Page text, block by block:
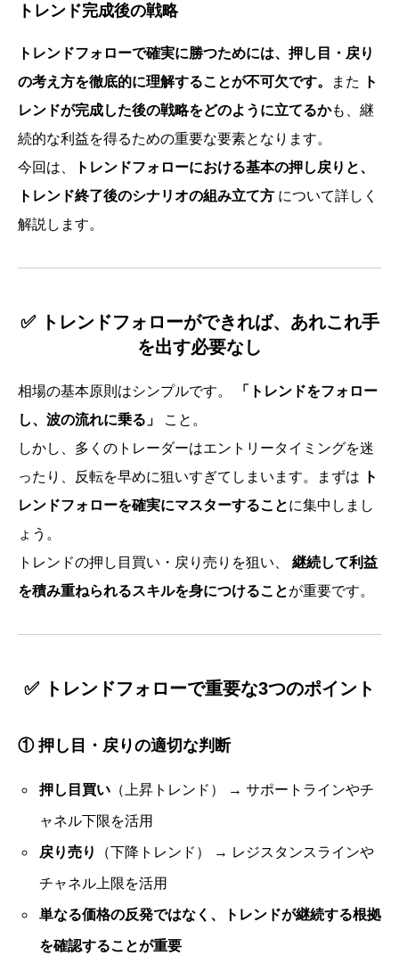
トレンド完成後の戦略
トレンドフォローで確実に勝つためには、押し目・戻り
の考え方を徹底的に理解することが不可欠です。
また
ト
レンドが完成した後の戦略をどのように立てるかも、継
続的な利益を得るための重要な要素となります。
今回は、
トレンドフォローにおける基本の押し戻りと、
トレンド終了後のシナリオの組み立て方 について詳しく
解説します。
✅ トレンドフォローができれば、あれこれ手
を出す必要なし
相場の基本原則はシンプルです。
「トレンドをフォロー
し、波の流れに乗る」
こと。
しかし、多くのトレーダーはエントリータイミングを迷
ったり、反転を早めに狙いすぎてしまいます。まずは
ト
レンドフォローを確実にマスターすることに集中しまし
ょう。
トレンドの押し目買い・戻り売りを狙い、 継続して利益
を積み重ねられるスキルを身につけることが重要です。
✅ トレンドフォローで重要な3つのポイント
① 押し目・戻りの適切な判断
押し目買い（上昇トレンド） → サポートラインやチ
ャネル下限を活用
戻り売り （下降トレンド） → レジスタンスラインや
チャネル上限を活用
単なる価格の反発ではなく、トレンドが継続する根拠
を確認することが重要